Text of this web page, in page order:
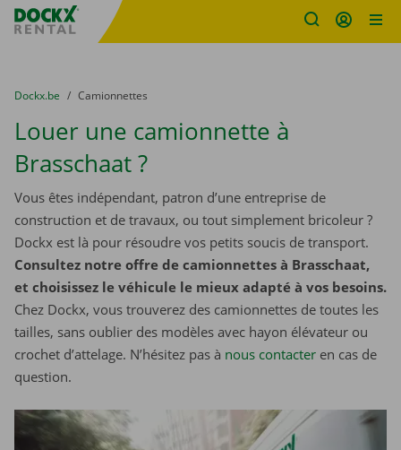
sitename
You are here:
du
Dockx.be to
Camionnettes
Louer une camionnette à
Brasschaat ?
Vous êtes indépendant, patron d’une entreprise de
construction et de travaux, ou tout simplement bricoleur ?
Dockx est là pour résoudre vos petits soucis de transport.
Consultez notre offre de camionnettes à Brasschaat,
et choisissez le véhicule le mieux adapté à vos besoins.
Chez Dockx, vous trouverez des camionnettes de toutes les
tailles, sans oublier des modèles avec hayon élévateur ou
crochet d’attelage. N’hésitez pas à nous contacter ​​​​​​​ en cas de
question.